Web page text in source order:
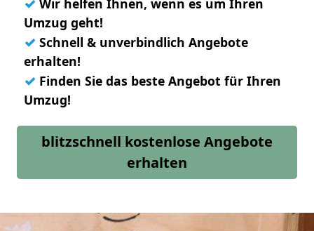
Wir helfen Ihnen, wenn es um Ihren
Umzug geht!
✓ Schnell & unverbindlich Angebote
erhalten!
✓ Finden Sie das beste Angebot für Ihren
Umzug!
blitzschnell kostenlose Angebote
erhalten